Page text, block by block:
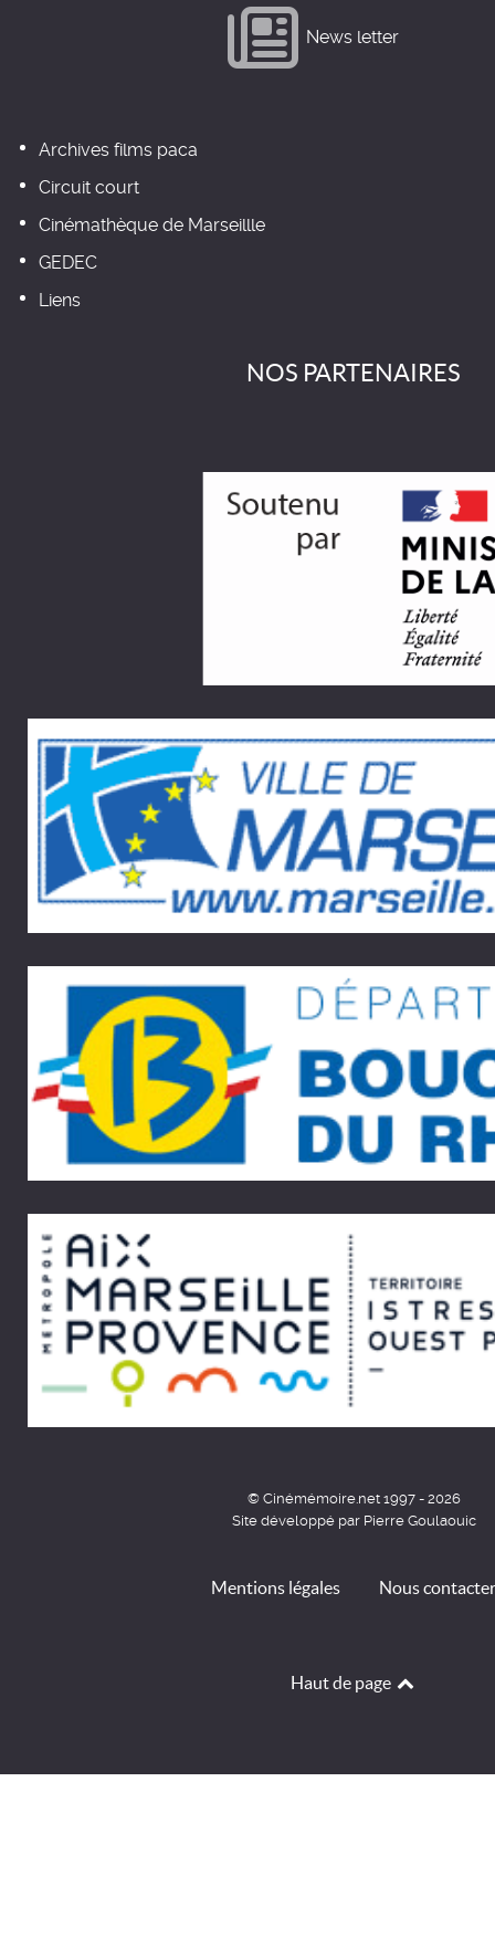
News letter
Archives films paca
Circuit court
Cinémathèque de Marseillle
GEDEC
Liens
NOS PARTENAIRES
© Cinémémoire.net 1997 - 2026
Site développé par Pierre Goulaouic
Mentions légales Nous contacter
Haut de page